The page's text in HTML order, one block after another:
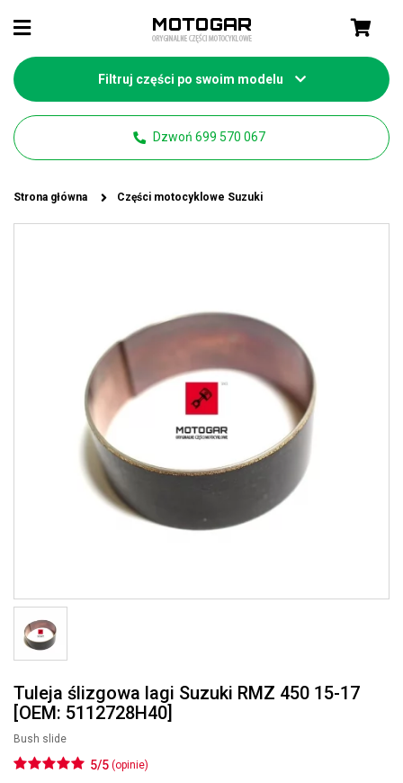
Filtruj części po swoim modelu
Dzwoń 699 570 067
Strona główna Części motocyklowe Suzuki
Tuleja ślizgowa lagi Suzuki RMZ 450 15-17
[OEM: 5112728H40]
Bush slide
5/5 (opinie)